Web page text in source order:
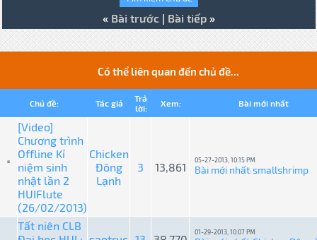
« Bài trước| Bài tiếp»
Có thể liên quan đến chủ đề...
Chủ đề: Tác giả
Trả
lời:
Xem: Bài mới nhất
[Video]
Chương trình
Offline Kỉ
niệm sinh
nhật lần 2
HUIFlute
(26/02/2013)
Chicken
Đông
Lạnh
3 13,861
05-27-2013, 10:15 PM
Bài mới nhất:smallshrimp
Tất niên CLB
01-29-2013, 10:07 PM